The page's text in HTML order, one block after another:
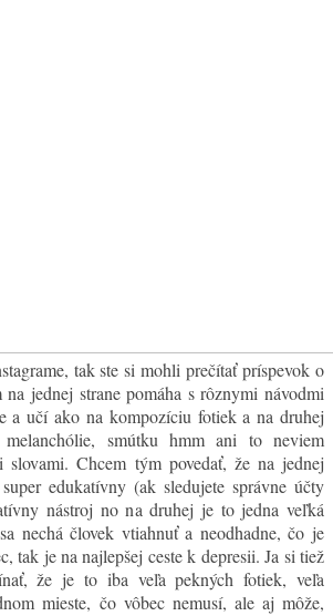
tak ste si mohli prečítať príspevok o
jednej strane pomáha s rôznymi návodmi
a učí ako na kompozíciu fotiek a na druhej
smútku hmm ani to neviem
slovami. Chcem tým povedať, že na jednej
edukatívny (ak sledujete správne účty
nástroj no na druhej je to jedna veľká
nechá človek vtiahnuť a neodhadne, čo je
tak je na najlepšej ceste k depresii. Ja si tiež
že je to iba veľa pekných fotiek, veľa
mieste, čo vôbec nemusí, ale aj môže,